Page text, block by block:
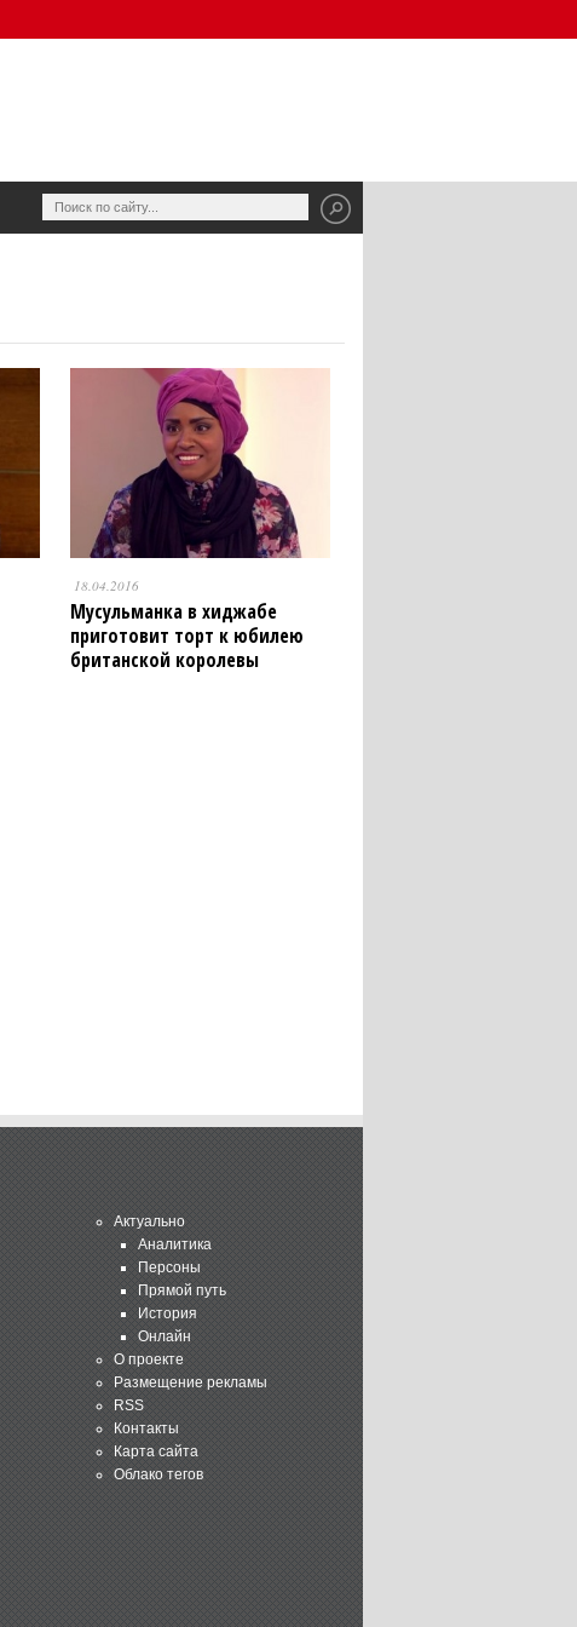
18.04.2016
Мусульманка в хиджабе
приготовит торт к юбилею
британской королевы
Актуально
Аналитика
Персоны
Прямой путь
История
Онлайн
О проекте
Размещение рекламы
RSS
Контакты
Карта сайта
Облако тегов